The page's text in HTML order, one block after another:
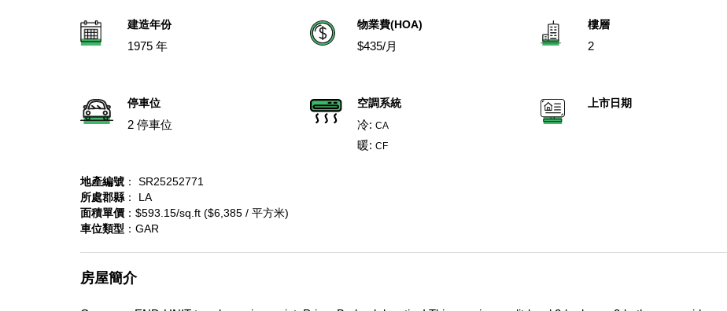
建造年份
1975 年
物業費(HOA)
$435/月
樓層
2
停車位
2 停車位
空調系統
冷:CA
暖:CF
上市日期
地產編號 ： SR25252771
所處郡縣 ： LA
面積單價 ：$593.15/sq.ft ($6,385 / 平方米)
車位類型 ：GAR
房屋簡介